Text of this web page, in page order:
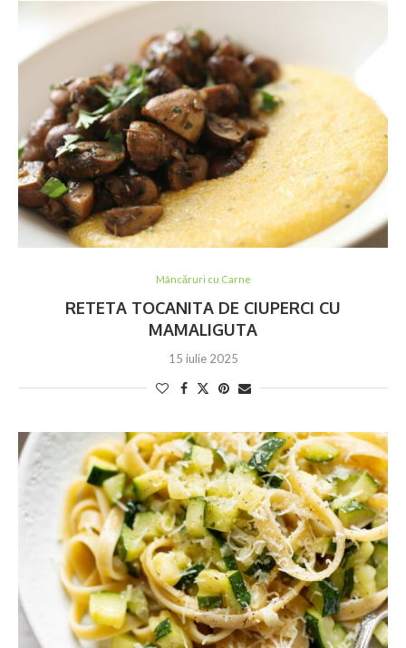
Mâncăruri cu Carne
RETETA TOCANITA DE CIUPERCI CU
MAMALIGUTA
15 iulie 2025